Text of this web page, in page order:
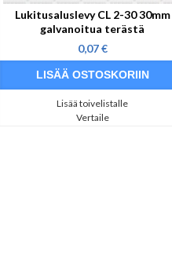
Lukitusaluslevy CL 2-30 30mm
galvanoitua terästä
0,07 €
Lisää toivelistalle
Vertaile